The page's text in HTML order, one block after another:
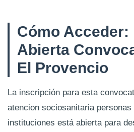
Cómo
Abierta
El Provencio
La inscripción para esta
atencion sociosanitaria personas
instituciones está abierta para